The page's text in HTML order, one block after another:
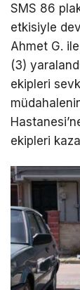
SMS 86
etkisiyle
Ahmet G.
(3)
ekipleri
ekipleri